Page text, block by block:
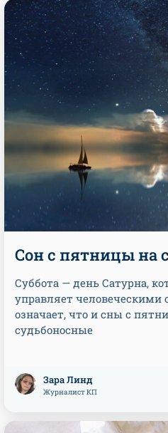
Сон с пятницы на
Суббота — день Сатурна,
управляет человеческими
означает, что и сны с
судьбоносные
Зара Линд
Журналист КП